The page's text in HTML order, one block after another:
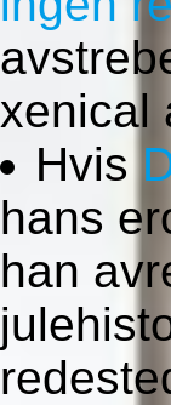
xenical
Hvis
hans
han